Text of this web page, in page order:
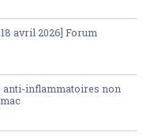
avril 2026] Forum
anti-inflammatoires non